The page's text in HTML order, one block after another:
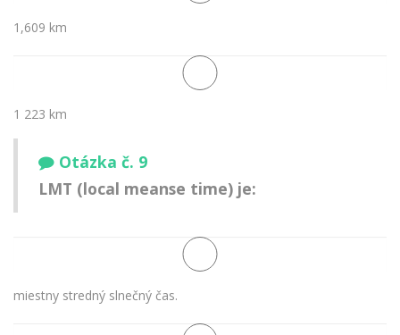
1,609 km
1 223 km
Otázka č. 9
LMT (local meanse time) je:
miestny stredný slnečný čas.